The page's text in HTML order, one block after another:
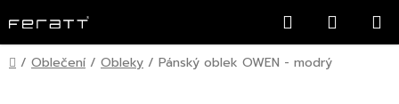
na
obsah
Hledat
KOŠÍK
Domů
/ Oblečení / Obleky / Pánský oblek OWEN - modrý